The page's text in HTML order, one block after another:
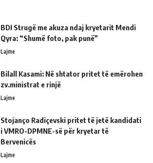
BDI Strugë me akuza ndaj kryetarit Mendi
Qyra: “Shumë foto, pak punë”
Lajme
Bilall Kasami: Në shtator pritet të emërohen
zv.ministrat e rinjë
Lajme
Stojanço Radiçevski pritet të jetë kandidati
i VMRO-DPMNE-së për kryetar të
Bervenicës
Lajme